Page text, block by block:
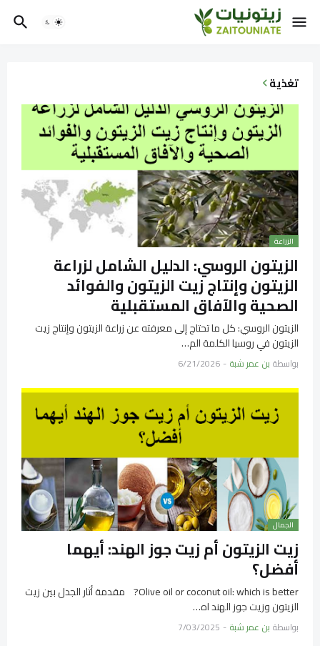
تغذية
الزراعة
الزيتون الروسي: الدليل الشامل لزراعة
الزيتون وإنتاج زيت الزيتون والفوائد
الصحية والآفاق المستقبلية
الزيتون الروسي: كل ما تحتاج إلى معرفته عن زراعة الزيتون وإنتاج زيت
الزيتون في روسيا الكلمة الم…
بواسطة بن عمر شبة -
6/21/2026
الجمال
زيت الزيتون أم زيت جوز الهند: أيهما
أفضل؟
Olive oil or coconut oil: which is better? مقدمة أثار الجدل بين زيت
الزيتون وزيت جوز الهند اه…
بواسطة بن عمر شبة -
7/03/2025